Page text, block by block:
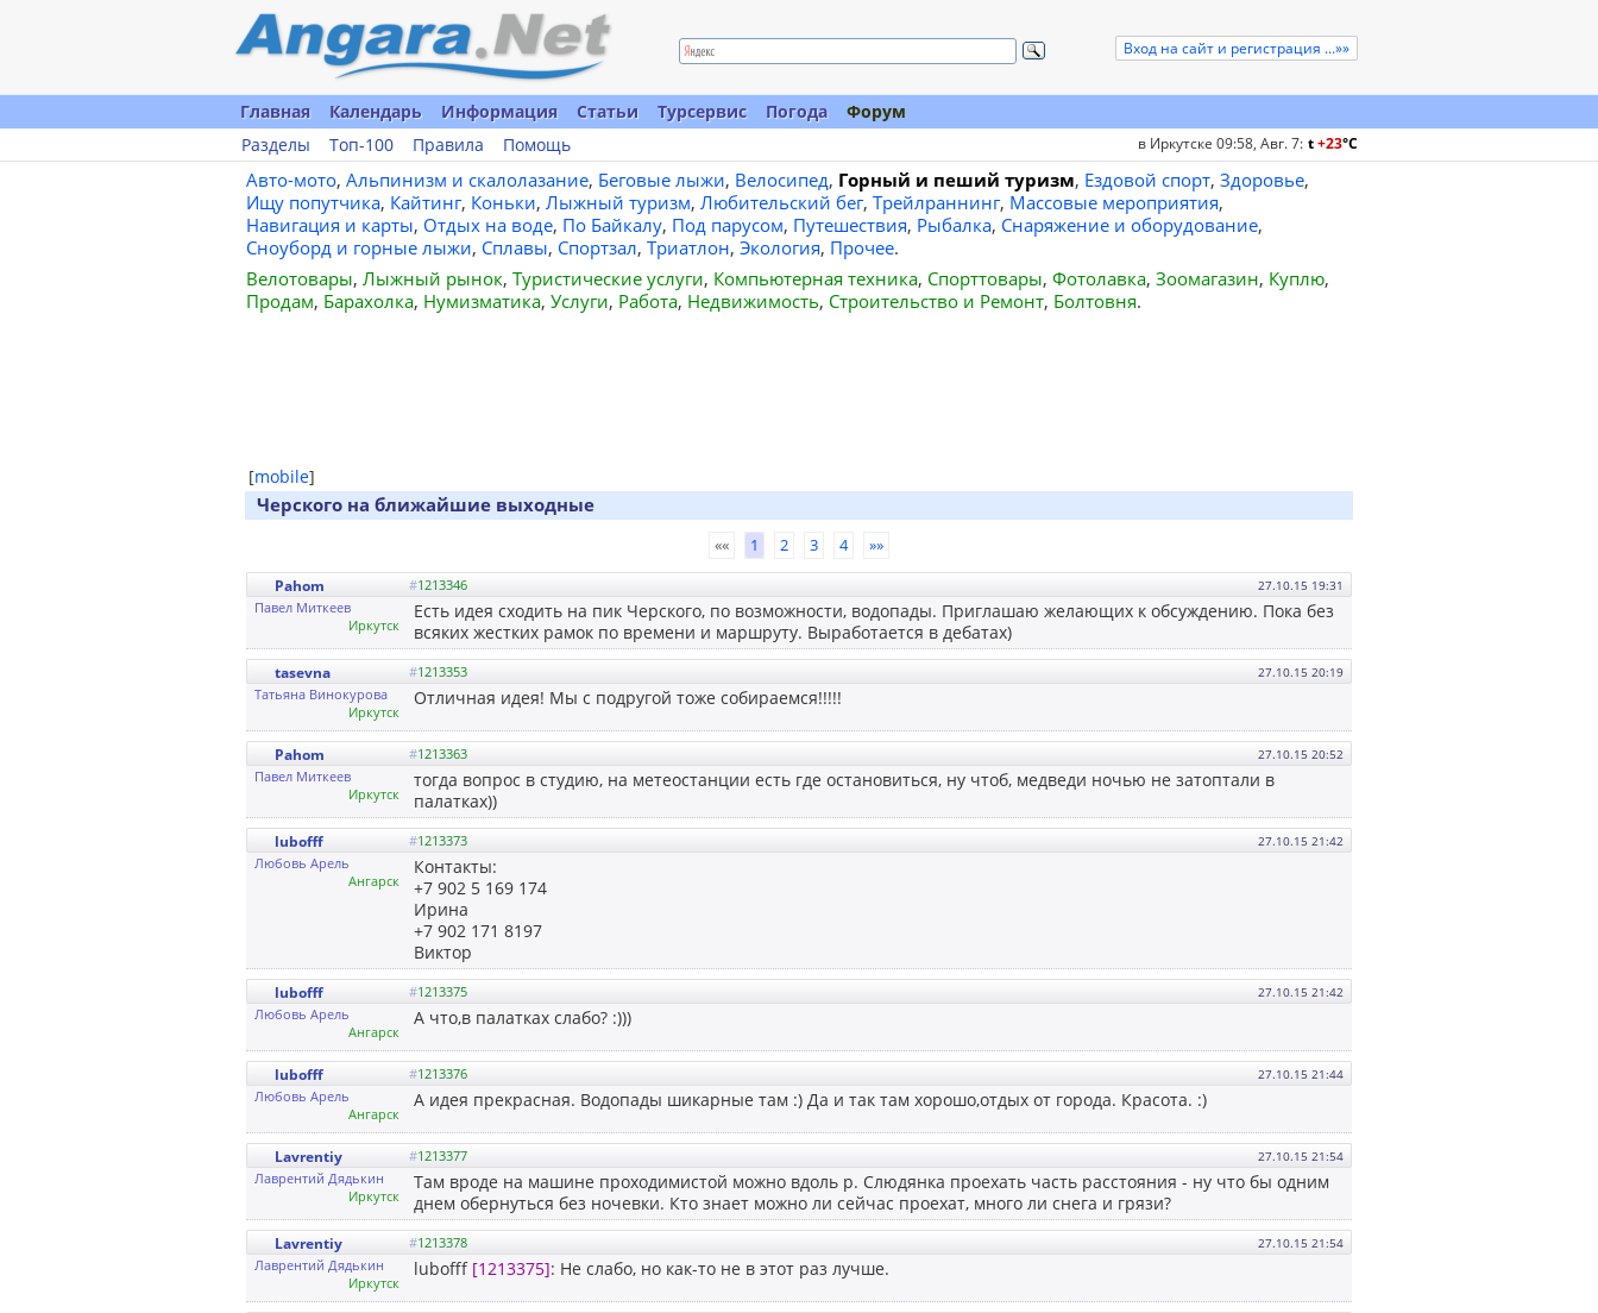
Вход на сайт и регистрация ...»»
Главная Календарь Информация Статьи Турсервис Погода
Форум
Разделы
Топ-100 Правила Помощь в Иркутске 09:58, Авг. 7: t+23°C
Авто-мото, Альпинизм и скалолазание, Беговые лыжи, Велосипед, Горный и пеший туризм, Ездовой спорт, Здоровье,
Ищу попутчика, Кайтинг, Коньки, Лыжный туризм, Любительский бег, Трейлраннинг, Массовые мероприятия,
Навигация и карты, Отдых на воде, По Байкалу, Под парусом, Путешествия, Рыбалка, Снаряжение и оборудование,
Сноуборд и горные лыжи, Сплавы, Спортзал, Триатлон, Экология, Прочее.
Велотовары, Лыжный рынок, Туристические услуги, Компьютерная техника, Спорттовары, Фотолавка, Зоомагазин, Куплю,
Продам, Барахолка, Нумизматика, Услуги, Работа, Недвижимость, Строительство и Ремонт, Болтовня.
[mobile]
Черского на ближайшие выходные
«« 1 2 3 4 »»
27.10.15 19:31
Pahom #1213346
Павел Миткеев
Иркутск
Есть идея сходить на пик Черского, по возможности, водопады. Приглашаю желающих к обсуждению. Пока без
всяких жестких рамок по времени и маршруту. Выработается в дебатах)
27.10.15 20:19
tasevna #1213353
Татьяна Винокурова
Иркутск
Отличная идея! Мы с подругой тоже собираемся!!!!!
27.10.15 20:52
Pahom #1213363
Павел Миткеев
Иркутск
тогда вопрос в студию, на метеостанции есть где остановиться, ну чтоб, медведи ночью не затоптали в
палатках))
27.10.15 21:42
lubofff #1213373
Любовь Арель
Ангарск
Контакты:
+7 902 5 169 174
Ирина
+7 902 171 8197
Виктор
27.10.15 21:42
lubofff #1213375
Любовь Арель
Ангарск
А что,в палатках слабо? :)))
27.10.15 21:44
lubofff #1213376
Любовь Арель
Ангарск
А идея прекрасная. Водопады шикарные там :) Да и так там хорошо,отдых от города. Красота. :)
27.10.15 21:54
Lavrentiy #1213377
Лаврентий Дядькин
Иркутск
Там вроде на машине проходимистой можно вдоль р. Слюдянка проехать часть расстояния - ну что бы одним
днем обернуться без ночевки. Кто знает можно ли сейчас проехат, много ли снега и грязи?
27.10.15 21:54
Lavrentiy #1213378
Лаврентий Дядькин
Иркутск
lubofff [1213375]: Не слабо, но как-то не в этот раз лучше.